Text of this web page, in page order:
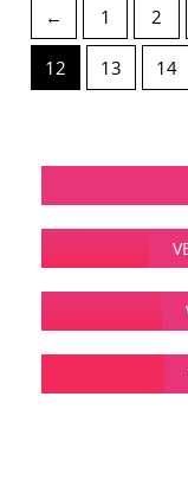
← 1 2
12 13 14